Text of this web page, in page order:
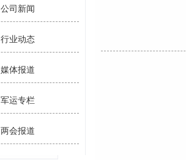
公司新闻
行业动态
媒体报道
军运专栏
两会报道